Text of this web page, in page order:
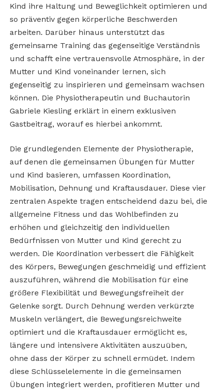
Kind ihre Haltung und Beweglichkeit optimieren und
so präventiv gegen körperliche Beschwerden
arbeiten. Darüber hinaus unterstützt das
gemeinsame Training das gegenseitige Verständnis
und schafft eine vertrauensvolle Atmosphäre, in der
Mutter und Kind voneinander lernen, sich
gegenseitig zu inspirieren und gemeinsam wachsen
können. Die Physiotherapeutin und Buchautorin
Gabriele Kiesling erklärt in einem exklusiven
Gastbeitrag, worauf es hierbei ankommt.
Die grundlegenden Elemente der Physiotherapie,
auf denen die gemeinsamen Übungen für Mutter
und Kind basieren, umfassen Koordination,
Mobilisation, Dehnung und Kraftausdauer. Diese vier
zentralen Aspekte tragen entscheidend dazu bei, die
allgemeine Fitness und das Wohlbefinden zu
erhöhen und gleichzeitig den individuellen
Bedürfnissen von Mutter und Kind gerecht zu
werden. Die Koordination verbessert die Fähigkeit
des Körpers, Bewegungen geschmeidig und effizient
auszuführen, während die Mobilisation für eine
größere Flexibilität und Bewegungsfreiheit der
Gelenke sorgt. Durch Dehnung werden verkürzte
Muskeln verlängert, die Bewegungsreichweite
optimiert und die Kraftausdauer ermöglicht es,
längere und intensivere Aktivitäten auszuüben,
ohne dass der Körper zu schnell ermüdet. Indem
diese Schlüsselelemente in die gemeinsamen
Übungen integriert werden, profitieren Mutter und